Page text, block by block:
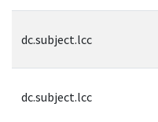
dc.subject.lcc
dc.subject.lcc